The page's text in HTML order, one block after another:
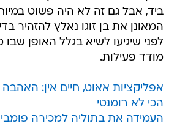
ביד, אבל גם זה לא היה פשוט
המאונן את בן זוגו נאלץ להזהיר
מודד פעילות.
אפליקציות אאוט, חיים אין:
הכי לא רומנטי
העמידה את בתוליה למכירה